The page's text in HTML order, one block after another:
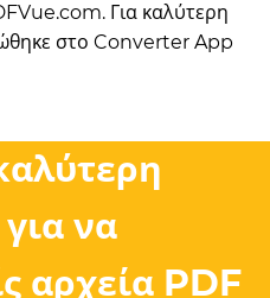
Για καλύτερη
στο Converter App
να
αρχεία PDF